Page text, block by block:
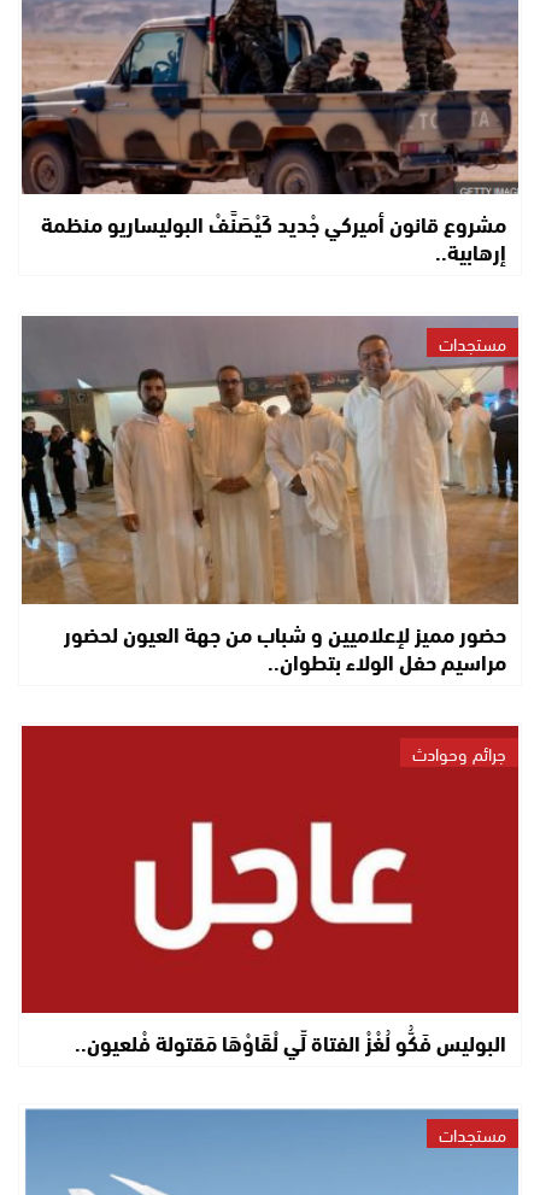
مشروع قانون أميركي جْديد كَيْصَنَّفْ البوليساريو منظمة
إرهابية..
مستجدات
حضور مميز لإعلاميين و شباب من جهة العيون لحضور
مراسيم حفل الولاء بتطوان..
جرائم وحوادث
البوليس فَكُّو لُغْزْ الفتاة لِّي لْقَاوْهَا مَقتولة فْلعيون..
مستجدات